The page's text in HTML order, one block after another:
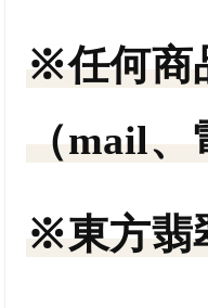
※任何商
（mail
※東方翡